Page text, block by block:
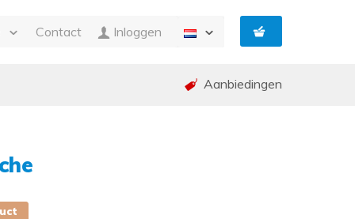
en garantie (RMA)
Contact Inloggen
Aanbiedingen